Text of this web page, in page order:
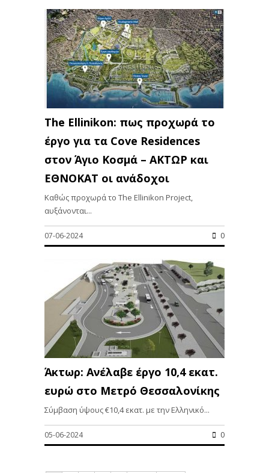
The Ellinikon: πως προχωρά το
έργο για τα Cove Residences
στον Άγιο Κοσμά – ΑΚΤΩΡ και
ΕΘΝΟΚΑΤ οι ανάδοχοι
Καθώς προχωρά το The Ellinikon Project,
αυξάνονται...
07-06-2024 0
Άκτωρ: Ανέλαβε έργο 10,4 εκατ.
ευρώ στο Μετρό Θεσσαλονίκης
Σύμβαση ύψους €10,4 εκατ. με την Ελληνικό...
05-06-2024 0